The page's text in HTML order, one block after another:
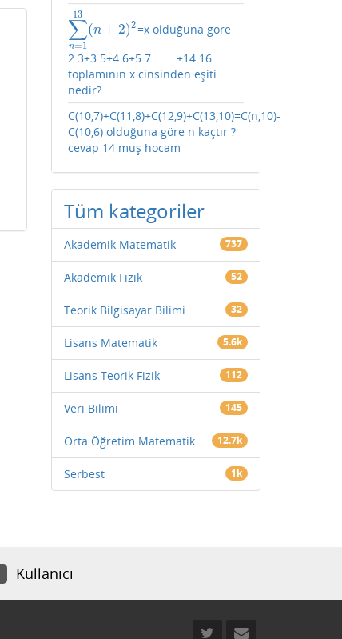
∑
n=1
13
(n + 2)2
∑n 113(n +2)2=x olduğuna göre
2.3+3.5+4.6+5.7........+14.16
toplamının x cinsinden eşiti
nedir?
C(10,7)+C(11,8)+C(12,9)+C(13,10)=C(n,10)-
C(10,6) olduğuna göre n kaçtır ?
cevap 14 muş hocam
Tüm kategoriler
Akademik Matematik 737
Akademik Fizik 52
Teorik Bilgisayar Bilimi 32
Lisans Matematik 5.6k
Lisans Teorik Fizik 112
Veri Bilimi 145
Orta Öğretim Matematik 12.7k
Serbest 1k
Kullanıcı